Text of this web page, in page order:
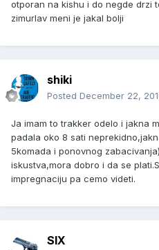
otporan na kishu i do negde drzi
zimurlav meni je jakal bolji
shiki
Posted December 22,
Ja imam to trakker odelo i jakna
padala oko 8 sati
5komada i ponovnog
iskustva,mora dobro i da se
impregnaciju pa cemo videti.
SIX